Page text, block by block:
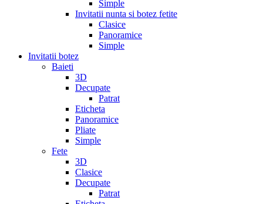
Simple
Invitatii nunta si botez fetite
Clasice
Panoramice
Simple
Invitatii botez
Baieti
3D
Decupate
Patrat
Eticheta
Panoramice
Pliate
Simple
Fete
3D
Clasice
Decupate
Patrat